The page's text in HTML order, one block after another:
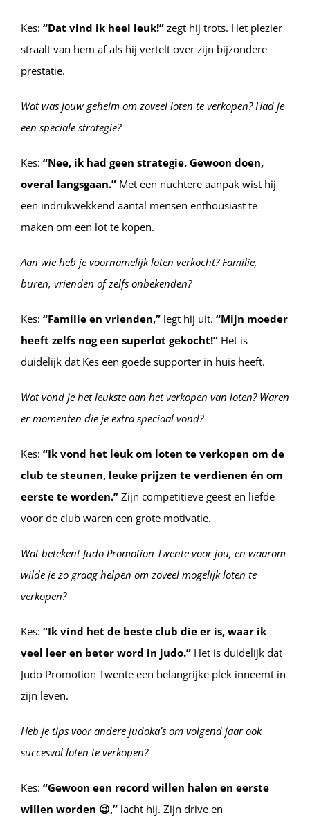
Kes: “Dat vind ik heel leuk!” zegt hij trots. Het plezier
straalt van hem af als hij vertelt over zijn bijzondere
prestatie.
Wat was jouw geheim om zoveel loten te verkopen? Had je
een speciale strategie?
Kes: “Nee, ik had geen strategie. Gewoon doen,
overal langsgaan.”Met een nuchtere aanpak wist hij
een indrukwekkend aantal mensen enthousiast te
maken om een lot te kopen.
Aan wie heb je voornamelijk loten verkocht? Familie,
buren, vrienden of zelfs onbekenden?
Kes: “Familie en vrienden,”legt hij uit. “Mijn moeder
heeft zelfs nog een superlot gekocht!”Het is
duidelijk dat Kes een goede supporter in huis heeft.
Wat vond je het leukste aan het verkopen van loten? Waren
er momenten die je extra speciaal vond?
Kes: “Ik vond het leuk om loten te verkopen om de
club te steunen, leuke prijzen te verdienen én om
eerste te worden.”Zijn competitieve geest en liefde
voor de club waren een grote motivatie.
Wat betekent Judo Promotion Twente voor jou, en waarom
wilde je zo graag helpen om zoveel mogelijk loten te
verkopen?
Kes: “Ik vind het de beste club die er is, waar ik
veel leer en beter word in judo.” Het is duidelijk dat
Judo Promotion Twente een belangrijke plek inneemt in
zijn leven.
Heb je tips voor andere judoka’s om volgend jaar ook
succesvol loten te verkopen?
Kes: “Gewoon een record willen halen en eerste
willen worden 😉,”lacht hij. Zijn drive en